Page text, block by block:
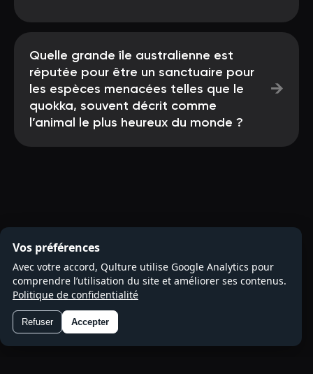
Quelle grande île australienne est
réputée pour être un sanctuaire pour
les espèces menacées telles que le
quokka, souvent décrit comme
l’animal le plus heureux du monde ?
→
Vos préférences
Avec votre accord, Qulture utilise Google Analytics pour
comprendre l’utilisation du site et améliorer ses contenus.
Politique de confidentialité
Refuser Accepter